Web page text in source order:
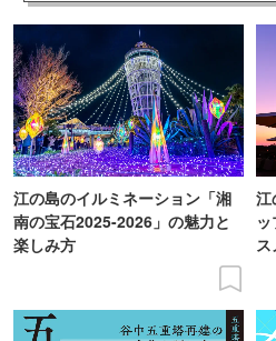
江の島のイルミネーション「湘
南の宝石2025-2026」の魅力と
楽しみ方
江